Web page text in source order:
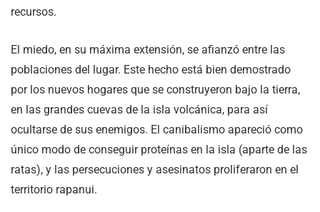
recursos.
El miedo, en su máxima extensión, se afianzó entre las
poblaciones del lugar. Este hecho está bien demostrado
por los nuevos hogares que se construyeron bajo la tierra,
en las grandes cuevas de la isla volcánica, para así
ocultarse de sus enemigos. El canibalismo apareció como
único modo de conseguir proteínas en la isla (aparte de las
ratas), y las persecuciones y asesinatos proliferaron en el
territorio rapanui.